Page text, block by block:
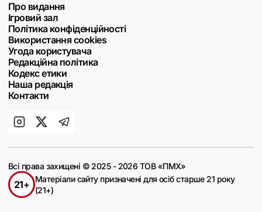
Про видання
Ігровий зал
Політика конфіденційності
Використання cookies
Угода користувача
Редакційна політика
Кодекс етики
Наша редакція
Контакти
Всі права захищені © 2025 - 2026 ТОВ «ПМХ»
21+
Матеріали сайту призначені для осіб старше 21 року
(21+)